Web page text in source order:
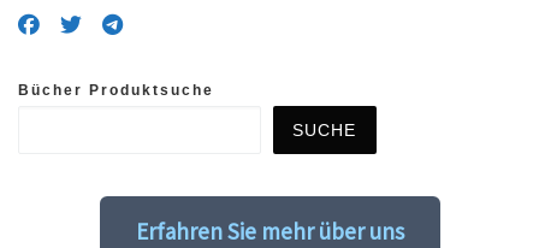
Bücher Produktsuche
SUCHE
Erfahren Sie mehr über uns